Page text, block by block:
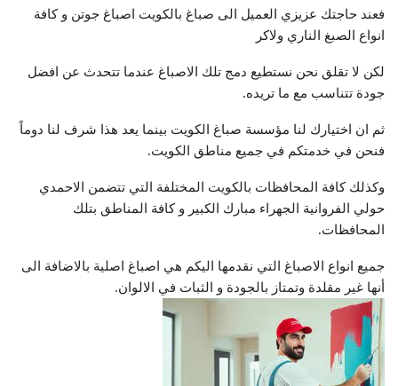
فعند حاجتك عزيزي العميل الى صباغ بالكويت اصباغ جوتن و كافة
انواع الصبغ الناري ولاكر
لكن لا تقلق نحن نستطيع دمج تلك الاصباغ عندما تتحدث عن افضل
جودة تتناسب مع ما تريده.
ثم ان اختيارك لنا مؤسسة صباغ الكويت بينما يعد هذا شرف لنا دوماً
فنحن في خدمتكم في جميع مناطق الكويت.
وكذلك كافة المحافظات بالكويت المختلفة التي تتضمن الاحمدي
حولي الفروانية الجهراء مبارك الكبير و كافة المناطق بتلك
المحافظات.
جميع انواع الاصباغ التي نقدمها اليكم هي اصباغ اصلية بالاضافة الى
أنها غير مقلدة وتمتاز بالجودة و الثبات في الالوان.